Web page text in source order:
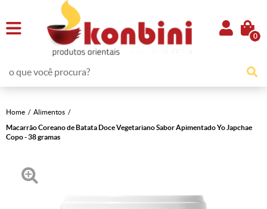
0
Home
Alimentos
Macarrão Coreano de Batata Doce Vegetariano Sabor Apimentado Yo Japchae
Copo - 38 gramas